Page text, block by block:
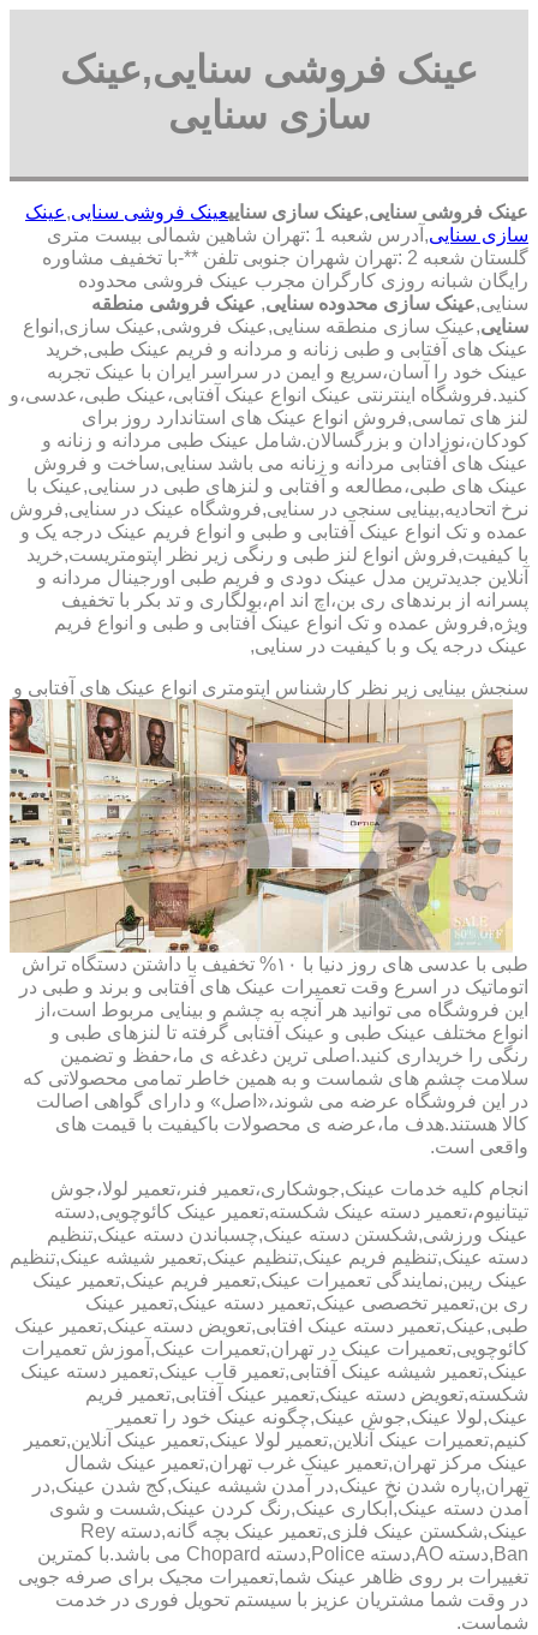
عینک فروشی سنایی,عینک
سازی سنایی
عینک فروشی سنایی,عینک سازی سناییعینک فروشی سنایی,عینک
سازی سنایی
,آدرس شعبه 1 :تهران شاهین شمالی بیست متری
گلستان شعبه 2 :تهران شهران جنوبی تلفن **-با تخفیف مشاوره
رایگان شبانه روزی کارگران مجرب عینک فروشی محدوده
سنایی,عینک سازی محدوده سنایی, عینک فروشی منطقه
سنایی,عینک سازی منطقه سنایی,عینک فروشی,عینک سازی,انواع
عینک های آفتابی و طبی زنانه و مردانه و فریم عینک طبی,خرید
عینک خود را آسان،سریع و ایمن در سراسر ایران با عینک تجربه
کنید.فروشگاه اینترنتی عینک انواع عینک آفتابی،عینک طبی،عدسی،و
لنز های تماسی,فروش انواع عینک های استاندارد روز برای
کودکان،نوزادان و بزرگسالان.شامل عینک طبی مردانه و زنانه و
عینک های آفتابی مردانه و زنانه می باشد سنایی,ساخت و فروش
عینک های طبی،مطالعه و آفتابی و لنزهای طبی در سنایی,عینک با
نرخ اتحادیه,بینایی سنجی در سنایی,فروشگاه عینک در سنایی,فروش
عمده و تک انواع عینک آفتابی و طبی و انواع فریم عینک درجه یک و
با کیفیت,فروش انواع لنز طبی و رنگی زیر نظر اپتومتریست,خرید
آنلاین جدیدترین مدل عینک دودی و فریم طبی اورجینال مردانه و
پسرانه از برندهای ری بن،اچ اند ام،بولگاری و تد بکر با تخفیف
ویژه,فروش عمده و تک انواع عینک آفتابی و طبی و انواع فریم
عینک درجه یک و با کیفیت در سنایی,
سنجش بینایی زیر نظر کارشناس اپتومتری انواع عینک های آفتابی و
طبی با عدسی های روز دنیا با ۱۰% تخفیف با داشتن دستگاه تراش
اتوماتیک در اسرع وقت تعمیرات عینک های آفتابی و برند و طبی در
این فروشگاه می توانید هر آنچه به چشم و بینایی مربوط است،از
انواع مختلف عینک طبی و عینک آفتابی گرفته تا لنزهای طبی و
رنگی را خریداری کنید.اصلی ترین دغدغه ی ما،حفظ و تضمین
سلامت چشم های شماست و به همین خاطر تمامی محصولاتی که
در این فروشگاه عرضه می شوند،«اصل» و دارای گواهی اصالت
کالا هستند.هدف ما،عرضه ی محصولات باکیفیت با قیمت های
واقعی است.
انجام کلیه خدمات عینک,جوشکاری،تعمیر فنر،تعمیر لولا،جوش
تیتانیوم،تعمیر دسته عینک شکسته,تعمیر عینک کائوچویی,دسته
عینک ورزشی,شکستن دسته عینک,چسباندن دسته عینک,تنظیم
دسته عینک,تنظیم فریم عینک,تنظیم عینک,تعمیر شیشه عینک,تنظیم
عینک ریبن,نمایندگی تعمیرات عینک,تعمیر فریم عینک,تعمیر عینک
ری بن,تعمیر تخصصی عینک,تعمیر دسته عینک,تعمیر عینک
طبی,عینک,تعمیر دسته عینک افتابی,تعویض دسته عینک,تعمیر عینک
کائوچویی,تعمیرات عینک در تهران,تعمیرات عینک,آموزش تعمیرات
عینک,تعمیر شیشه عینک آفتابی,تعمیر قاب عینک,تعمیر دسته عینک
شکسته,تعویض دسته عینک,تعمیر عینک آفتابی,تعمیر فریم
عینک,لولا عینک,جوش عینک,چگونه عینک خود را تعمیر
کنیم,تعمیرات عینک آنلاین,تعمیر لولا عینک,تعمیر عینک آنلاین,تعمیر
عینک مرکز تهران,تعمیر عینک غرب تهران,تعمیر عینک شمال
تهران,پاره شدن نخ عینک,در آمدن شیشه عینک,کج شدن عینک,در
آمدن دسته عینک,آبکاری عینک,رنگ کردن عینک,شست و شوی
عینک,شکستن عینک فلزی,تعمیر عینک بچه گانه,دسته Rey
Ban,دسته AO,دسته Police,دسته Chopard می باشد.با کمترین
تغییرات بر روی ظاهر عینک شما,تعمیرات مجیک برای صرفه جویی
در وقت شما مشتریان عزیز با سیستم تحویل فوری در خدمت
شماست.